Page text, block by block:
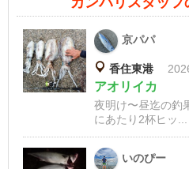
京パパ
香住東港
アオリイカ
夜明け〜昼迄の釣
にあたり2杯ヒッ...
いのぴー